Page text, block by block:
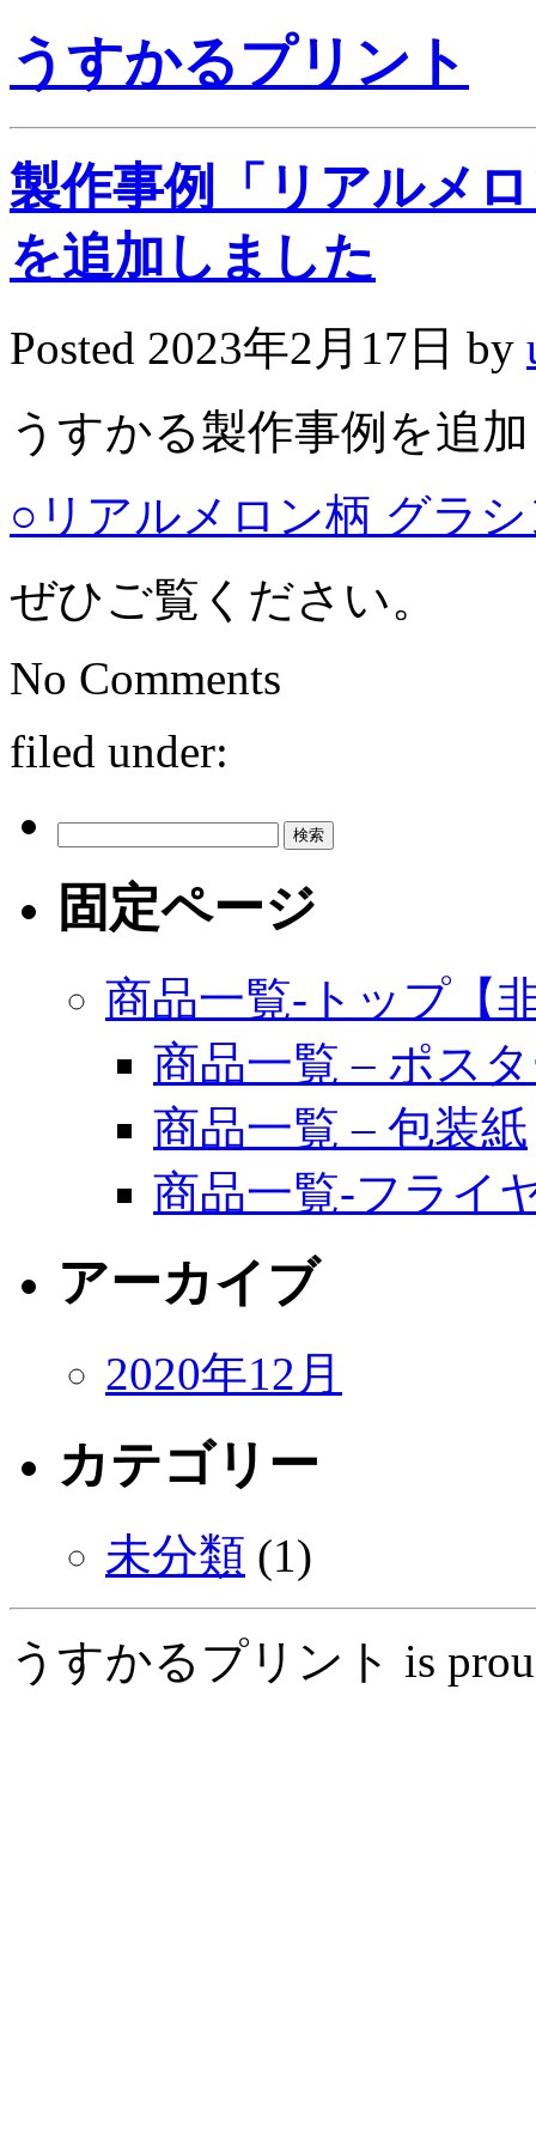
うすかるプリント
製作事例「リアルメ
を追加しました
Posted 2023年2月17日 by
うすかる製作事例を追
○リアルメロン柄 グラ
ぜひご覧ください。
No Comments
filed under:
固定ページ
商品一覧-トップ【
商品一覧 – ポス
商品一覧 – 包装紙
商品一覧-フライ
アーカイブ
2020年12月
カテゴリー
未分類 (1)
うすかるプリント is